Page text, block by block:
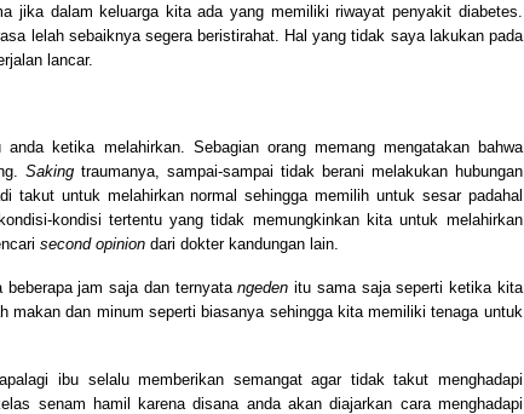
jika dalam keluarga kita ada yang memiliki riwayat penyakit diabetes.
lelah sebaiknya segera beristirahat. Hal yang tidak saya lakukan pada
lancar.
ketika melahirkan. Sebagian orang memang mengatakan bahwa
Saking traumanya, sampai-sampai tidak berani melakukan hubungan
takut untuk melahirkan normal sehingga memilih untuk sesar padahal
kondisi tertentu yang tidak memungkinkan kita untuk melahirkan
second opinion dari dokter kandungan lain.
beberapa jam saja dan ternyatangeden itu sama saja seperti ketika kita
dan minum seperti biasanya sehingga kita memiliki tenaga untuk
ibu selalu memberikan semangat agar tidak takut menghadapi
senam hamil karena disana anda akan diajarkan cara menghadapi